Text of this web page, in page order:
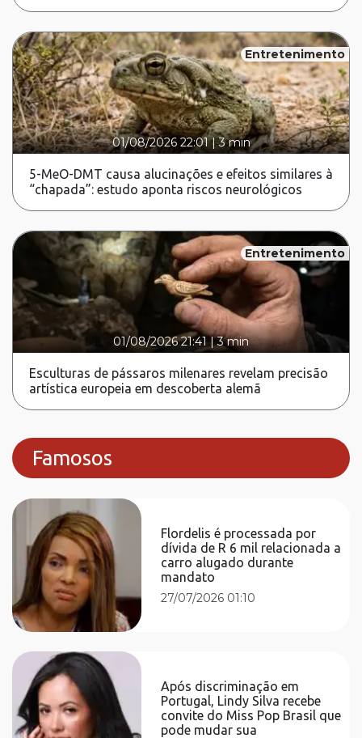
Entretenimento
01/08/2026 22:01|3 min
5-MeO-DMT causa alucinações e efeitos similares à
“chapada”: estudo aponta riscos neurológicos
Entretenimento
01/08/2026 21:41 |3 min
Esculturas de pássaros milenares revelam precisão
artística europeia em descoberta alemã
Famosos
Flordelis é processada por
dívida de R 6 mil relacionada a
carro alugado durante
mandato
27/07/2026 01:10
Após discriminação em
Portugal, Lindy Silva recebe
convite do Miss Pop Brasil que
pode mudar sua